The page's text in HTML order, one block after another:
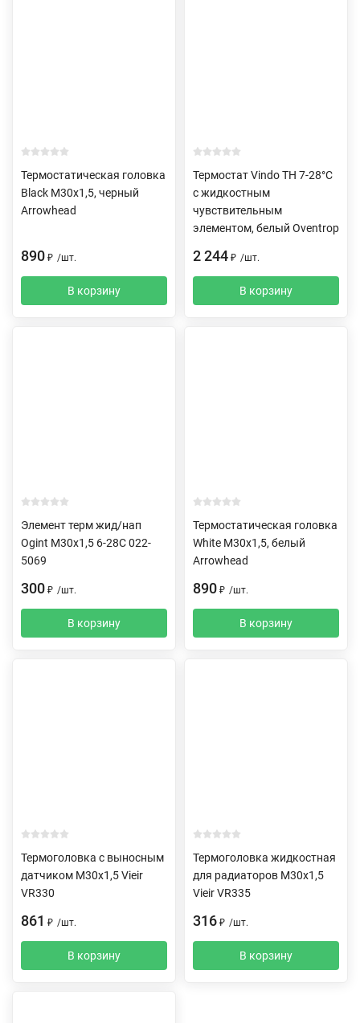
Термостатическая головка
Black M30х1,5, черный
Arrowhead
890 ₽ /шт.
В корзину
Термостат Vindo TH 7-28°C
с жидкостным
чувствительным
элементом, белый Oventrop
2 244 ₽ /шт.
В корзину
Элемент терм жид/нап
Ogint М30x1,5 6-28C 022-
5069
300 ₽ /шт.
В корзину
Термостатическая головка
White M30х1,5, белый
Arrowhead
890 ₽ /шт.
В корзину
Термоголовка с выносным
датчиком M30x1,5 Vieir
VR330
861 ₽ /шт.
В корзину
Термоголовка жидкостная
для радиаторов M30x1,5
Vieir VR335
316 ₽ /шт.
В корзину